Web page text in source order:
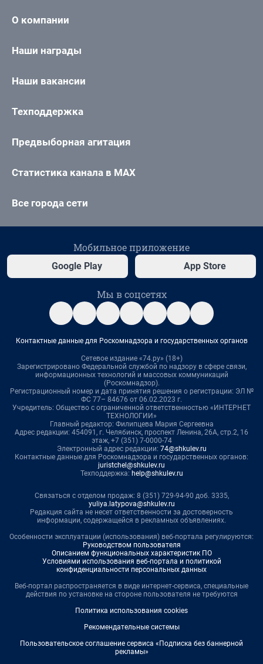
О компании
Наши награды
Наши вакансии
Техподдержка
Предвыборная агитация
Статистика канала в MAX
Все города сети
Мобильное приложение
Google Play App Store
Мы в соцсетях
Контактные данные для Роскомнадзора и государственных органов
Сетевое издание «74.ру» (18+)
Зарегистрировано Федеральной службой по надзору в сфере связи,
информационных технологий и массовых коммуникаций
(Роскомнадзор).
Регистрационный номер и дата принятия решения о регистрации: ЭЛ №
ФС 77– 84676 от 06.02.2023 г.
Учредитель: Общество с ограниченной ответственностью «ИНТЕРНЕТ
ТЕХНОЛОГИИ»
Главный редактор: Филипцева Мария Сергеевна
Адрес редакции: 454091, г. Челябинск, проспект Ленина, 26А, стр.2, 16
этаж, +7 (351) 7-0000-74
Электронный адрес редакции: 74@shkulev.ru
Контактные данные для Роскомнадзора и государственных органов:
juristchel@shkulev.ru
Техподдержка: help@shkulev.ru
Связаться с отделом продаж: 8 (351) 729-94-90 доб. 3335,
yuliya.latypova@shkulev.ru
Редакция сайта не несет ответственности за достоверность
информации, содержащейся в рекламных объявлениях.
Особенности эксплуатации (использования) веб-портала регулируются:
Руководством пользователя
Описанием функциональных характеристик ПО
Условиями использования веб-портала и политикой
конфиденциальности персональных данных
Веб-портал распространяется в виде интернет-сервиса, специальные
действия по установке на стороне пользователя не требуются
Политика использования cookies
Рекомендательные системы
Пользовательское соглашение сервиса «Подписка без баннерной
рекламы»